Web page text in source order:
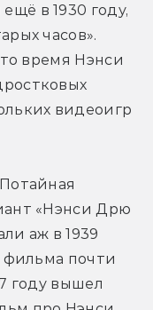
в 1930 году,
часов».
время Нэнси
видеоигр
«Нэнси Дрю
аж в 1939
фильма почти
году вышел